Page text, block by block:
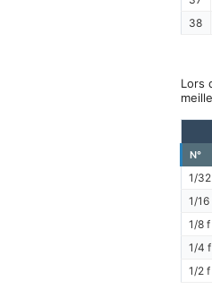
38
Lors
N°
1/
1/16
1/8 f
1/4 f
1/2 f